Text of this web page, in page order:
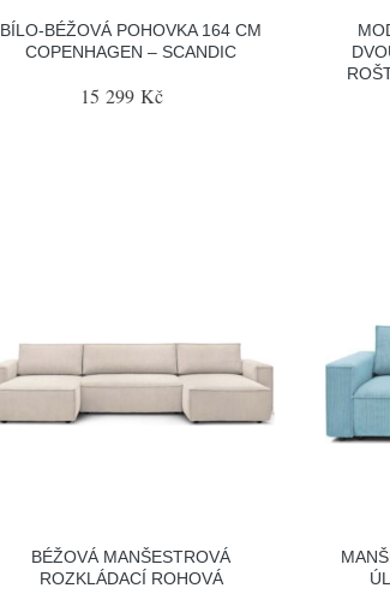
BÍLO-BÉŽOVÁ POHOVKA 164 CM
COPENHAGEN – SCANDIC
15 299 Kč
BÉŽOVÁ MANŠESTROVÁ
ROZKLÁDACÍ ROHOVÁ